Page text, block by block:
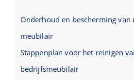
Onderhoud en bescherming van
meubilair
Stappenplan voor het reinigen
bedrijfsmeubilair